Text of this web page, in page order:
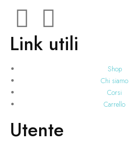
Link utili
Shop
Chi siamo
Corsi
Carrello
Utente